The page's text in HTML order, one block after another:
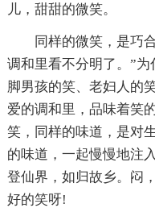
儿，甜甜的微笑。
同样的微笑，是巧
调和里看不分明了。”
脚男孩的笑、老妇人的
爱的调和里，品味着笑
笑，同样的味道，是对
的味道，一起慢慢地注
登仙界，如归故乡。闷
好的笑呀!